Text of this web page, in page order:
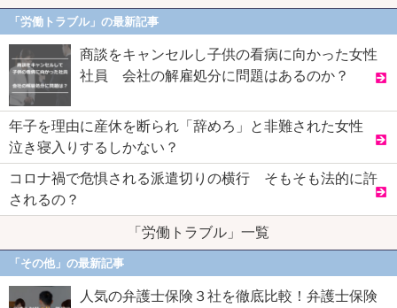
「労働トラブル」の最新記事
商談をキャンセルし子供の看病に向かった女性
社員 会社の解雇処分に問題はあるのか？
年子を理由に産休を断られ「辞めろ」と非難された女性
泣き寝入りするしかない？
コロナ禍で危惧される派遣切りの横行 そもそも法的に許
されるの？
「労働トラブル」一覧
「その他」の最新記事
人気の弁護士保険３社を徹底比較！弁護士保険